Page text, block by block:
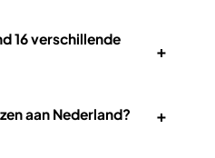
16 verschillende
+
aan Nederland? +